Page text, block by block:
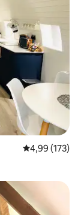
Évaluation
4,99 (173)